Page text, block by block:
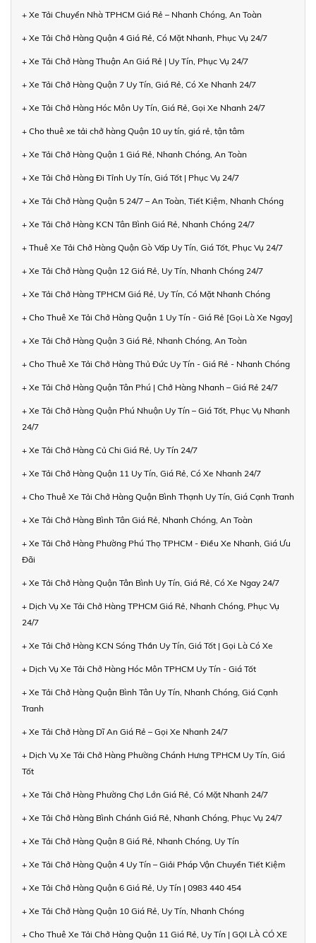
+ Xe Tải Chuyển Nhà TPHCM Giá Rẻ – Nhanh Chóng, An Toàn
+ Xe Tải Chở Hàng Quận 4 Giá Rẻ, Có Mặt Nhanh, Phục Vụ 24/7
+ Xe Tải Chở Hàng Thuận An Giá Rẻ | Uy Tín, Phục Vụ 24/7
+ Xe Tải Chở Hàng Quận 7 Uy Tín, Giá Rẻ, Có Xe Nhanh 24/7
+ Xe Tải Chở Hàng Hóc Môn Uy Tín, Giá Rẻ, Gọi Xe Nhanh 24/7
+ Cho thuê xe tải chở hàng Quận 10 uy tín, giá rẻ, tận tâm
+ Xe Tải Chở Hàng Quận 1 Giá Rẻ, Nhanh Chóng, An Toàn
+ Xe Tải Chở Hàng Đi Tỉnh Uy Tín, Giá Tốt | Phục Vụ 24/7
+ Xe Tải Chở Hàng Quận 5 24/7 – An Toàn, Tiết Kiệm, Nhanh Chóng
+ Xe Tải Chở Hàng KCN Tân Bình Giá Rẻ, Nhanh Chóng 24/7
+ Thuê Xe Tải Chở Hàng Quận Gò Vấp Uy Tín, Giá Tốt, Phục Vụ 24/7
+ Xe Tải Chở Hàng Quận 12 Giá Rẻ, Uy Tín, Nhanh Chóng 24/7
+ Xe Tải Chở Hàng TPHCM Giá Rẻ, Uy Tín, Có Mặt Nhanh Chóng
+ Cho Thuê Xe Tải Chở Hàng Quận 1 Uy Tín - Giá Rẻ [Gọi Là Xe Ngay]
+ Xe Tải Chở Hàng Quận 3 Giá Rẻ, Nhanh Chóng, An Toàn
+ Cho Thuê Xe Tải Chở Hàng Thủ Đức Uy Tín - Giá Rẻ - Nhanh Chóng
+ Xe Tải Chở Hàng Quận Tân Phú | Chở Hàng Nhanh – Giá Rẻ 24/7
+ Xe Tải Chở Hàng Quận Phú Nhuận Uy Tín – Giá Tốt, Phục Vụ Nhanh
24/7
+ Xe Tải Chở Hàng Củ Chi Giá Rẻ, Uy Tín 24/7
+ Xe Tải Chở Hàng Quận 11 Uy Tín, Giá Rẻ, Có Xe Nhanh 24/7
+ Cho Thuê Xe Tải Chở Hàng Quận Bình Thạnh Uy Tín, Giá Cạnh Tranh
+ Xe Tải Chở Hàng Bình Tân Giá Rẻ, Nhanh Chóng, An Toàn
+ Xe Tải Chở Hàng Phường Phú Thọ TPHCM - Điều Xe Nhanh, Giá Ưu
Đãi
+ Xe Tải Chở Hàng Quận Tân Bình Uy Tín, Giá Rẻ, Có Xe Ngay 24/7
+ Dịch Vụ Xe Tải Chở Hàng TPHCM Giá Rẻ, Nhanh Chóng, Phục Vụ
24/7
+ Xe Tải Chở Hàng KCN Sóng Thần Uy Tín, Giá Tốt | Gọi Là Có Xe
+ Dịch Vụ Xe Tải Chở Hàng Hóc Môn TPHCM Uy Tín - Giá Tốt
+ Xe Tải Chở Hàng Quận Bình Tân Uy Tín, Nhanh Chóng, Giá Cạnh
Tranh
+ Xe Tải Chở Hàng Dĩ An Giá Rẻ – Gọi Xe Nhanh 24/7
+ Dịch Vụ Xe Tải Chở Hàng Phường Chánh Hưng TPHCM Uy Tín, Giá
Tốt
+ Xe Tải Chở Hàng Phường Chợ Lớn Giá Rẻ, Có Mặt Nhanh 24/7
+ Xe Tải Chở Hàng Bình Chánh Giá Rẻ, Nhanh Chóng, Phục Vụ 24/7
+ Xe Tải Chở Hàng Quận 8 Giá Rẻ, Nhanh Chóng, Uy Tín
+ Xe Tải Chở Hàng Quận 4 Uy Tín – Giải Pháp Vận Chuyển Tiết Kiệm
+ Xe Tải Chở Hàng Quận 6 Giá Rẻ, Uy Tín | 0983 440 454
+ Xe Tải Chở Hàng Quận 10 Giá Rẻ, Uy Tín, Nhanh Chóng
+ Cho Thuê Xe Tải Chở Hàng Quận 11 Giá Rẻ, Uy Tín | GỌI LÀ CÓ XE